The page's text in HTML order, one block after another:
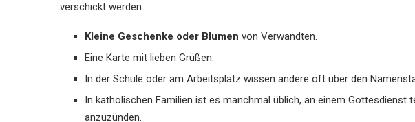
verschickt werden.
Kleine Geschenke oder Blumen von Verwandten.
Eine Karte mit lieben Grüßen.
In der Schule oder am Arbeitsplatz wissen andere oft über den
In katholischen Familien ist es manchmal üblich, an einem Gottesdienst
anzuzünden.